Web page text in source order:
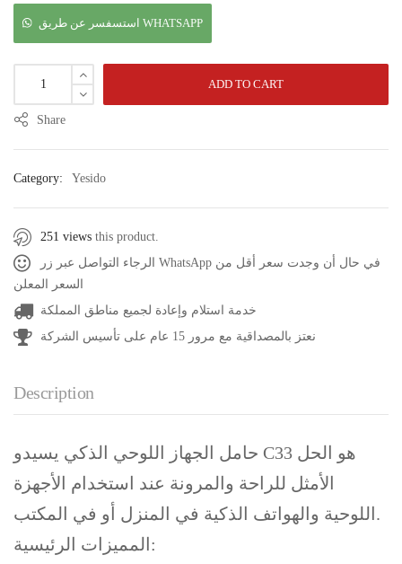
استسفسر عن طريق WHATSAPP
ADD TO CART
Share
Category: Yesido
251 views this product.
الرجاء التواصل عبر زر WhatsApp في حال أن وجدت سعر أقل من
السعر المعلن
خدمة استلام وإعادة لجميع مناطق المملكة
نعتز بالمصداقية مع مرور 15 عام على تأسيس الشركة
Description
حامل الجهاز اللوحي الذكي يسيدو C33 هو الحل
الأمثل للراحة والمرونة عند استخدام الأجهزة
اللوحية والهواتف الذكية في المنزل أو في المكتب.
المميزات الرئيسية: